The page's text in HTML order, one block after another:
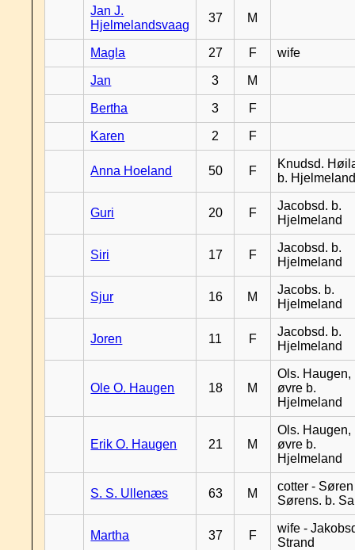
Jan J.
Hjelmelandsvaag
37 M
Magla 27 F wife
Jan 3 M
Bertha 3 F
Karen 2 F
Anna Hoeland 50 F
Knudsd.
b.
Guri 20 F
Jacobsd. b.
Hjelmeland
Siri 17 F
Jacobsd. b.
Hjelmeland
Sjur 16 M
Jacobs. b.
Hjelmeland
Joren 11 F
Jacobsd. b.
Hjelmeland
Ole O. Haugen 18 M
Ols. Haugen,
øvre b.
Hjelmeland
Erik O. Haugen 21 M
Ols. Haugen,
øvre b.
Hjelmeland
S. S. Ullenæs 63 M
cotter - Søren
Sørens. b.
Martha 37 F
wife -
Strand